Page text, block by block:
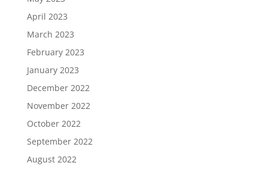
April 2023
March 2023
February 2023
January 2023
December 2022
November 2022
October 2022
September 2022
August 2022